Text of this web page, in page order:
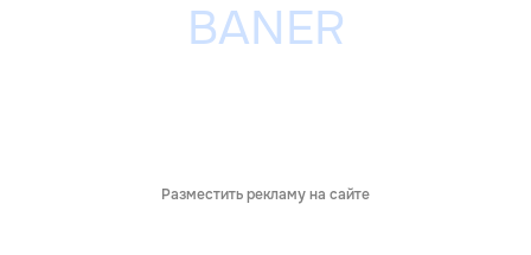
Разместить рекламу на сайте